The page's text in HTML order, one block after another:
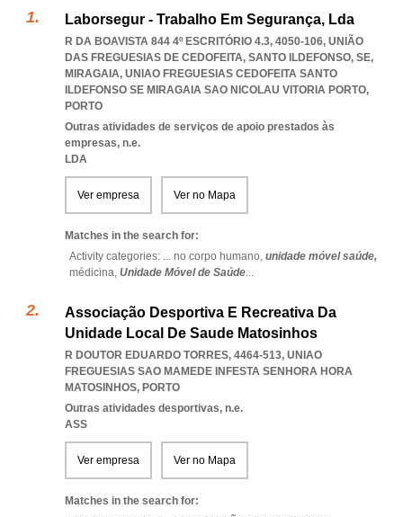
Laborsegur - Trabalho Em Segurança, Lda
R DA BOAVISTA 844 4º ESCRITÓRIO 4.3, 4050-106, UNIÃO
DAS FREGUESIAS DE CEDOFEITA, SANTO ILDEFONSO, SE,
MIRAGAIA, UNIAO FREGUESIAS CEDOFEITA SANTO
ILDEFONSO SE MIRAGAIA SAO NICOLAU VITORIA PORTO,
PORTO
Outras atividades de serviços de apoio prestados às
empresas, n.e.
LDA
Ver empresa Ver no Mapa
Matches in the search for:
Activity categories: ... no corpo humano, unidade móvel saúde,
médicina, Unidade Móvel de Saúde...
Associação Desportiva E Recreativa Da
Unidade Local De Saude Matosinhos
R DOUTOR EDUARDO TORRES, 4464-513, UNIAO
FREGUESIAS SAO MAMEDE INFESTA SENHORA HORA
MATOSINHOS, PORTO
Outras atividades desportivas, n.e.
ASS
Ver empresa Ver no Mapa
Matches in the search for: